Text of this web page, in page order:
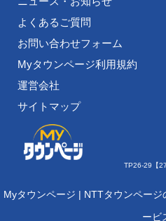
よくあるご質問
お問い合わせフォーム
Myタウンページ利用規約
運営会社
サイトマップ
TP26-29【
Myタウンページ | NTTタウンペー
ービ